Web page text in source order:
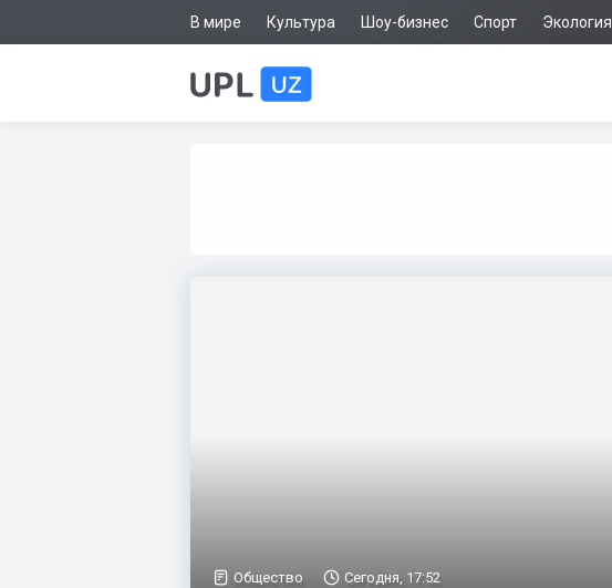
В мире Культура Шоу-бизнес Спорт Экология
Общество Сегодня, 17:52